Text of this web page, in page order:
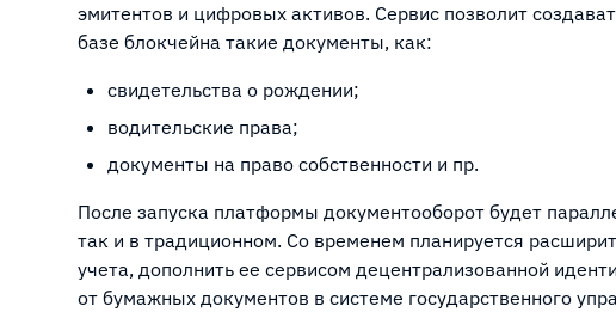
эмитентов и цифровых активов. Сервис позволит
базе блокчейна такие документы, как:
свидетельства о рождении;
водительские права;
документы на право собственности и пр.
После запуска платформы документооборот будет
так и в традиционном. Со временем планируется
учета, дополнить ее сервисом децентрализованной
от бумажных документов в системе государственного